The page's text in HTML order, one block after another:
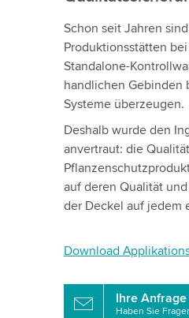
Schon seit Jahren
Produktionsstätten
Standalone-
handlichen Gebinden
Systeme überzeugen.
Deshalb wurde den
anvertraut: die
auf deren Qualität
der Deckel auf jedem
Download
Ihre Anfrage
Haben Sie